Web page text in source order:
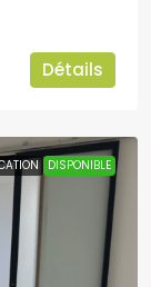
Détails
DISPONIBLE